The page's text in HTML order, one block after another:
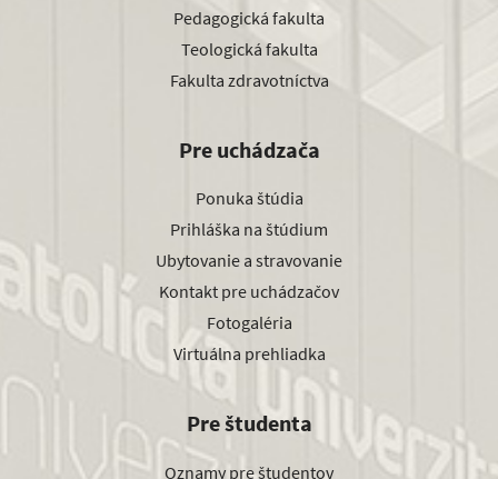
Pedagogická fakulta
Teologická fakulta
Fakulta zdravotníctva
Pre uchádzača
Ponuka štúdia
Prihláška na štúdium
Ubytovanie a stravovanie
Kontakt pre uchádzačov
Fotogaléria
Virtuálna prehliadka
Pre študenta
Oznamy pre študentov